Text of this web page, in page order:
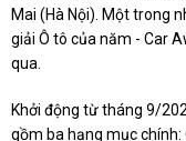
Mai (Hà Nội). Một trong
giải Ô tô của năm - Car
qua.
Khởi động từ tháng 9/
gồm ba hạng mục